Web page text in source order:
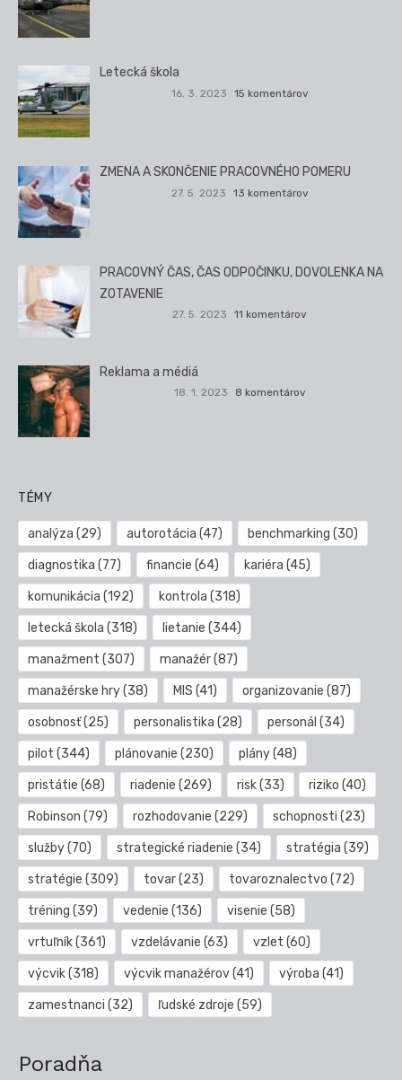
Letecká škola
16. 3. 2023 15 komentárov
ZMENA A SKONČENIE PRACOVNÉHO POMERU
27. 5. 2023 13 komentárov
PRACOVNÝ ČAS, ČAS ODPOČINKU, DOVOLENKA NA
ZOTAVENIE
27. 5. 2023 11 komentárov
Reklama a médiá
18. 1. 2023 8 komentárov
TÉMY
analýza (29) autorotácia (47) benchmarking (30)
diagnostika (77) financie (64) kariéra (45)
komunikácia (192) kontrola (318)
letecká škola (318) lietanie (344)
manažment (307) manažér(87)
manažérske hry(38) MIS (41) organizovanie (87)
osobnosť(25) personalistika (28) personál (34)
pilot (344) plánovanie (230) plány(48)
pristátie (68) riadenie (269) risk(33) riziko (40)
Robinson (79) rozhodovanie (229) schopnosti (23)
služby(70) strategické riadenie (34) stratégia (39)
stratégie (309) tovar(23) tovaroznalectvo (72)
tréning (39) vedenie (136) visenie (58)
vrtuľník(361) vzdelávanie (63) vzlet (60)
výcvik(318) výcvik manažérov(41) výroba (41)
zamestnanci (32) ľudské zdroje (59)
Poradňa